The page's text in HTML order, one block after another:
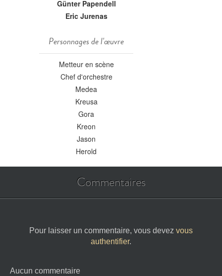
Günter Papendell
Eric Jurenas
Personnages de l'œuvre
Metteur en scène
Chef d'orchestre
Medea
Kreusa
Gora
Kreon
Jason
Herold
Commentaires
Pour laisser un commentaire, vous devez vous
authentifier.
Aucun commentaire